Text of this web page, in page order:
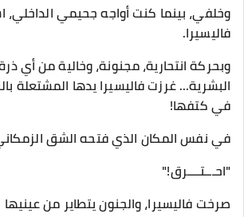
​وخلفي، بينما كنت أواجه جحيمي
فاليسيرا.
​وبحركة انتحارية، مجنونة، وخالية من أي
البشرية... غرزت فاليسيرا يدها المشتعلة
في كتفها!
في نفس المكان الذي فتحه الشق
​"احـــتــــرق!"
صرخت فاليسيرا، والجنون يتطاير من